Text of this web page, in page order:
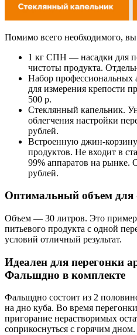
Помимо всего необходимого, вы
1 кг СПН — насадки для
чистоты продукта.
Набор профессиональных
для измерения крепости
500 р.
Стеклянный капельник.
облегчения настройки
рублей.
Встроенную джин-
продуктов. Не входит в
99% аппаратов на рынке.
рублей.
Оптимальный объем для
Объем — 30 литров. Это
питьевого продукта с одной
условий отличный результат.
Идеален для перегонки
Фальшдно в комплекте
Фальшдно состоит из 2
на дно куба. Во время
пригорание нерастворимых
соприкоснуться с горячим дном.